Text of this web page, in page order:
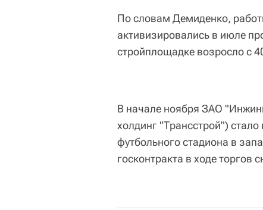
По словам Демиденко,
активизировались в июле
стройплощадке возросло с
В начале ноября ЗАО
холдинг "Трансстрой")
футбольного стадиона в
госконтракта в ходе торгов